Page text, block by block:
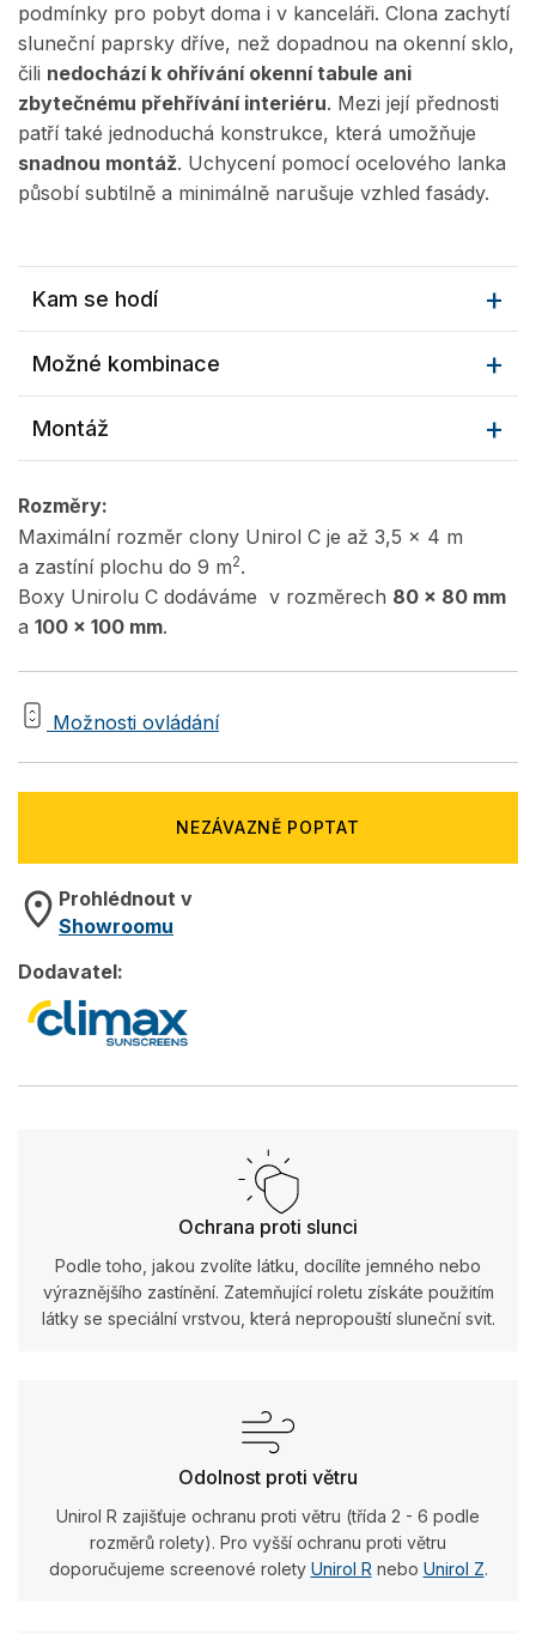
podmínky pro pobyt doma i v kanceláři. Clona zachytí
sluneční paprsky dříve, než dopadnou na okenní sklo,
čili nedochází k ohřívání okenní tabule ani
zbytečnému přehřívání interiéru. Mezi její přednosti
patří také jednoduchá konstrukce, která umožňuje
snadnou montáž. Uchycení pomocí ocelového lanka
působí subtilně a minimálně narušuje vzhled fasády.
Kam se hodí
Možné kombinace
Montáž
Rozměry:
Maximální rozměr clony Unirol C je až 3,5 x 4 m
a zastíní plochu do 9 m2.
Boxy Unirolu C dodáváme v rozměrech 80 x 80 mm
a 100 x 100 mm.
Možnosti ovládání
NEZÁVAZNĚ POPTAT
Prohlédnout v
Showroomu
Dodavatel:
Ochrana proti slunci
Podle toho, jakou zvolíte látku, docílíte jemného nebo
výraznějšího zastínění. Zatemňující roletu získáte použitím
látky se speciální vrstvou, která nepropouští sluneční svit.
Odolnost proti větru
Unirol R zajišťuje ochranu proti větru (třída 2 - 6 podle
rozměrů rolety). Pro vyšší ochranu proti větru
doporučujeme screenové rolety Unirol R nebo Unirol Z.